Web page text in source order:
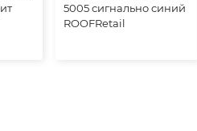
5005 сигнально синий
ROOFRetail